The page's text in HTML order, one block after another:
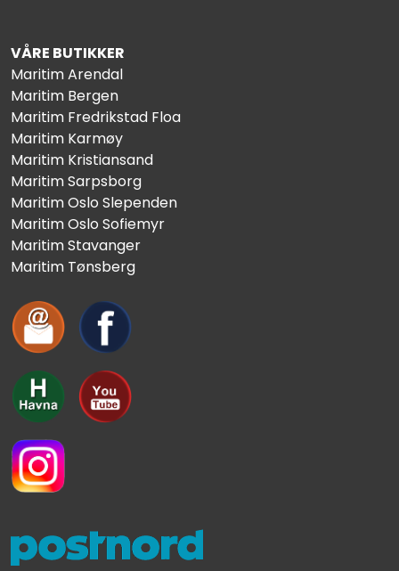
VÅRE BUTIKKER
Maritim Arendal
Maritim Bergen
Maritim Fredrikstad Floa
Maritim Karmøy
Maritim Kristiansand
Maritim Sarpsborg
Maritim Oslo Slependen
Maritim Oslo Sofiemyr
Maritim Stavanger
Maritim Tønsberg